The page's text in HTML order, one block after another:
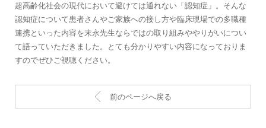
超高齢化社会の現代において避けては通れない「認知症」。そんな
認知症について患者さんやご家族への接し方や臨床現場での多職種
連携といった内容を末永先生ならではの取り組みややりがいについ
て語っていただきました。とても分かりやすい内容になっておりま
すのでぜひご視聴ください。
前のページへ戻る